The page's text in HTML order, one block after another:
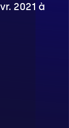
2021 à